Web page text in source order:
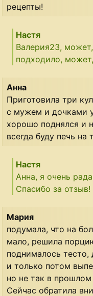
рецепты!
Настя
Валерия23,
подходило,
Анна
Приготовила три
с мужем и дочками
хорошо поднялся и
всегда буду печь
Настя
Анна, я очень
Спасибо за отзыв!
Мария
подумала, что на
мало, решила
поднималось тесто,
и только потом
но не так в прошлом
Сейчас обратила